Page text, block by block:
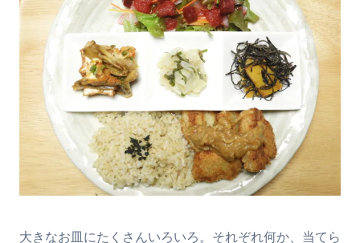
大きなお皿にたくさんいろいろ。それぞれ何か、当てら